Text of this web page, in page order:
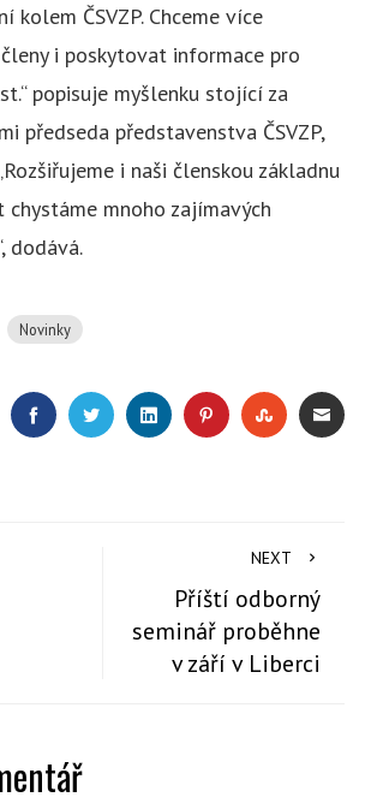
kolem ČSVZP. Chceme více
i poskytovat informace pro
popisuje myšlenku stojící za
předseda představenstva ČSVZP,
i naši členskou základnu
mnoho zajímavých
dodává.
Novinky
FACEBOOKTWITTERLINKEDINPINTEREST
NEXT
Příští odborný
seminář proběhne
v září v Liberci